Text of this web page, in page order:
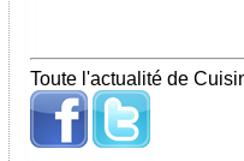
Toute l'actualité de